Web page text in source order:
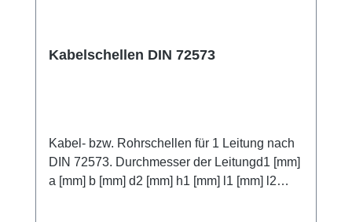
Kabelschellen DIN 72573
Kabel- bzw. Rohrschellen für 1 Leitung nach
DIN 72573. Durchmesser der Leitungd1 [mm]
a [mm] b [mm] d2 [mm] h1 [mm] l1 [mm] l2